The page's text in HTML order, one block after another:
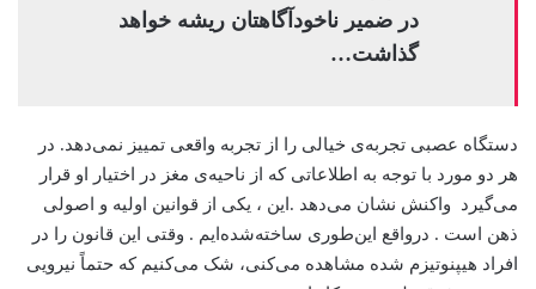
در ضمیر ناخودآگاهتان ریشه خواهد
گذاشت…
دستگاه عصبی تجربه‌ی خیالی را از تجربه واقعی تمییز نمی‌دهد. در
هر دو مورد با توجه به اطلاعاتی که از ناحیه‌ی مغز در اختیار او قرار
می‌گیرد واکنش نشان می‌دهد .این ، یکی از قوانین اولیه و اصولی
ذهن است . درواقع این‌طوری ساخته‌شده‌ایم . وقتی این قانون را در
افراد هیپنوتیزم شده مشاهده می‌کنی، شک می‌کنیم که حتماً نیرویی